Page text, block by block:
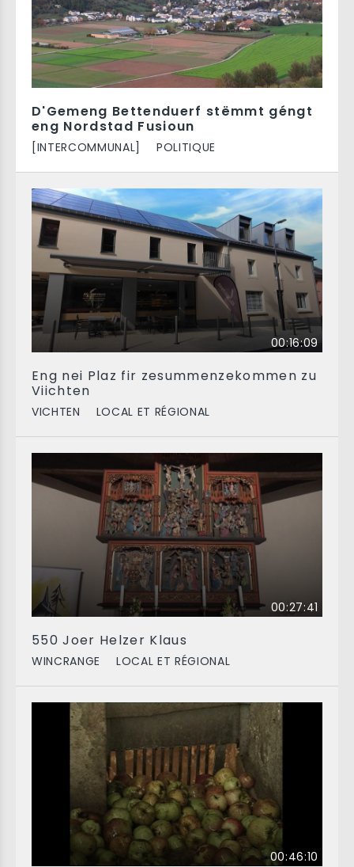
D'Gemeng Bettenduerf stëmmt géngt
eng Nordstad Fusioun
[INTERCOMMUNAL] POLITIQUE
00:16:09
Eng nei Plaz fir zesummenzekommen zu
Viichten
VICHTEN LOCAL ET RÉGIONAL
00:27:41
550 Joer Helzer Klaus
WINCRANGE LOCAL ET RÉGIONAL
00:46:10